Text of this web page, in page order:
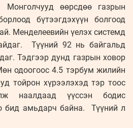
Монголчууд өөрсдөө газрын
бүтээгдэхүүн болгоод
Менделеевийн үелэх системд
Түүний 92 нь байгальд
Тэдгээр дунд газрын ховор
одоогоос 4.5 тэрбум жилийн
тойрон хүрээлэхэд тэр тоос
наалдаад үүссэн бодис
бид амьдарч байна. Түүний л